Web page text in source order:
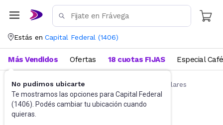
Estás en Capital Federal (1406)
No pudimos ubicarte
Te mostramos las opciones para Capital Federal
(1406). Podés cambiar tu ubicación cuando
quieras.
Más Vendidos Ofertas 18 cuotas FIJAS Especial Café
Accesorios para Celulares Fundas para celulares